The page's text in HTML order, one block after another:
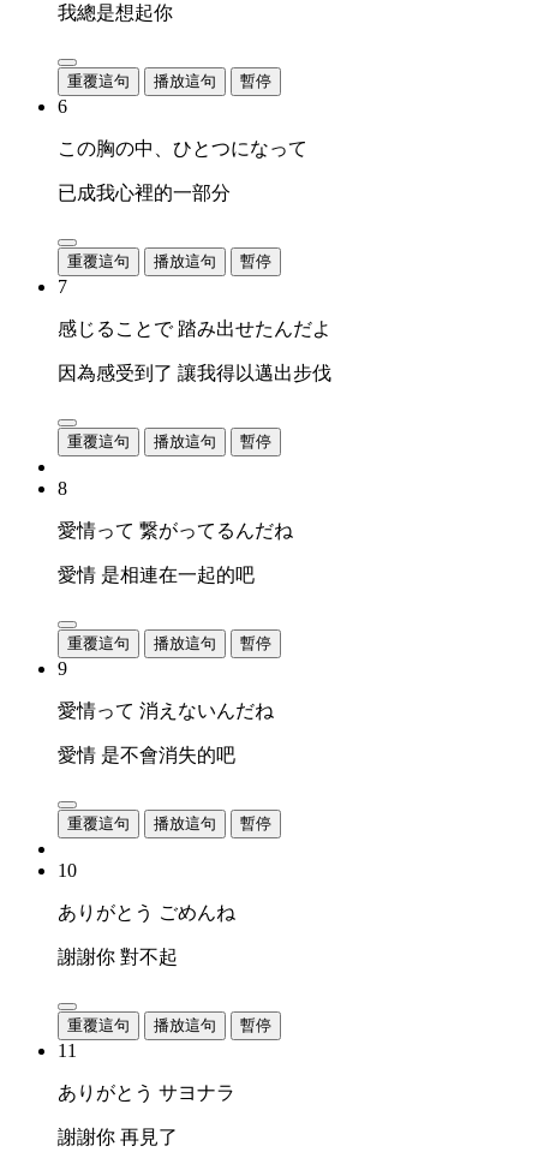
我總是想起你
重覆這句 播放這句 暫停
6
この胸の中、ひとつになって
已成我心裡的一部分
重覆這句 播放這句 暫停
7
感じることで 踏み出せたんだよ
因為感受到了 讓我得以邁出步伐
重覆這句 播放這句 暫停
8
愛情って 繋がってるんだね
愛情 是相連在一起的吧
重覆這句 播放這句 暫停
9
愛情って 消えないんだね
愛情 是不會消失的吧
重覆這句 播放這句 暫停
10
ありがとう ごめんね
謝謝你 對不起
重覆這句 播放這句 暫停
11
ありがとう サヨナラ
謝謝你 再見了